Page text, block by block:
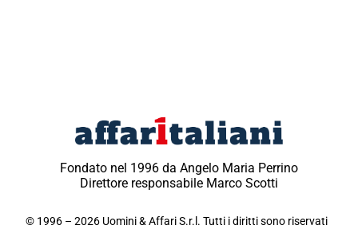
Fondato nel 1996 da Angelo Maria Perrino
Direttore responsabile Marco Scotti
© 1996 – 2026 Uomini & Affari S.r.l. Tutti i diritti sono riservati